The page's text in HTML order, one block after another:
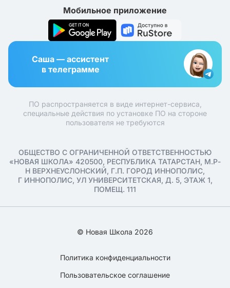
Мобильное приложение
Саша — ассистент
в телеграмме
ПО распространяется в виде интернет-сервиса,
специальные действия по установке ПО на стороне
пользователя не требуются
ОБЩЕСТВО С ОГРАНИЧЕННОЙ ОТВЕТСТВЕННОСТЬЮ
«НОВАЯ ШКОЛА» 420500, РЕСПУБЛИКА ТАТАРСТАН, М.Р-
Н ВЕРХНЕУСЛОНСКИЙ, Г.П. ГОРОД ИННОПОЛИС,
Г ИННОПОЛИС, УЛ УНИВЕРСИТЕТСКАЯ, Д. 5, ЭТАЖ 1,
ПОМЕЩ. 111
© Новая Школа 2026
Политика конфиденциальности
Пользовательское соглашение